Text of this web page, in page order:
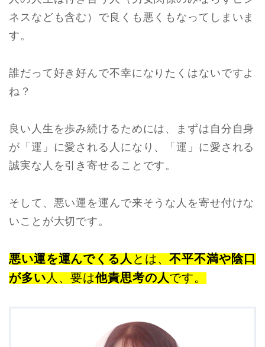
ネスなども含む）で良くも悪くもなってしまいま
す。
誰だって好き好んで不幸になりたくはないですよ
ね？
良い人生を歩み続けるためには、まずは自分自身
が「運」に愛される人になり、「運」に愛される
誠実な人を引き寄せることです。
そして、悪い運を運んで来そうな人を寄せ付けな
いことが大切です。
悪い運を運んでくる人 とは、不平不満や陰口
が多い 人、要は他責思考の人です。